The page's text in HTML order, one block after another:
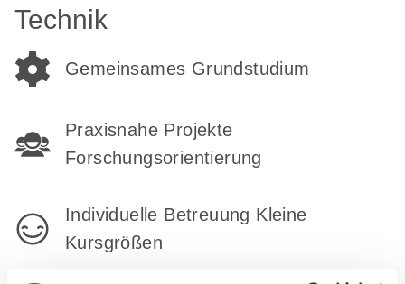
Technik
Gemeinsames Grundstudium
Praxisnahe Projekte
Forschungsorientierung
Individuelle Betreuung Kleine
Kursgrößen